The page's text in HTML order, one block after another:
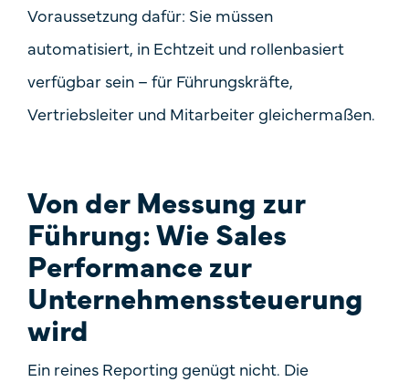
Voraussetzung dafür: Sie müssen
automatisiert, in Echtzeit und rollenbasiert
verfügbar sein – für Führungskräfte,
Vertriebsleiter und Mitarbeiter gleichermaßen.
Von der Messung zur
Führung: Wie Sales
Performance zur
Unternehmenssteuerung
wird
Ein reines Reporting genügt nicht. Die